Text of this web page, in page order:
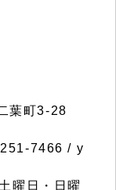
葉町3-28
7466 / y
曜日・日曜